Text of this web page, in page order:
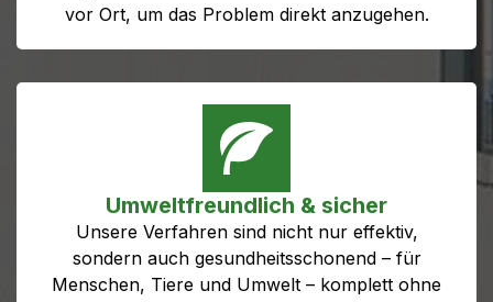
vor Ort, um das Problem direkt anzugehen.
Umweltfreundlich & sicher
Unsere Verfahren sind nicht nur effektiv,
sondern auch gesundheitsschonend – für
Menschen, Tiere und Umwelt – komplett ohne